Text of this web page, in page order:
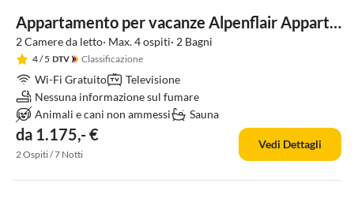
Appartamento per vacanze Alpenflair Appartamento Vacanze 316
2 Camere da letto· Max. 4 ospiti· 2 Bagni
4/ 5 Classificazione
Wi-Fi Gratuito
Televisione
Nessuna informazione sul fumare
Animali e cani non ammessi
Sauna
da 1.175,- €
2 Ospiti / 7 Notti
Vedi Dettagli